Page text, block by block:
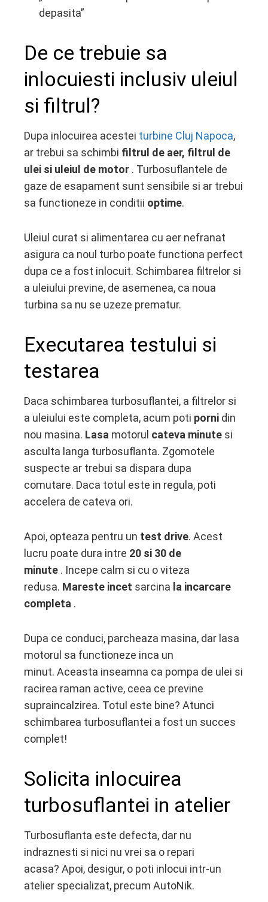
depasita”
De ce trebuie sa
inlocuiesti inclusiv uleiul
si filtrul?
Dupa inlocuirea acestei turbine Cluj Napoca,
ar trebui sa schimbi filtrul de aer, filtrul de
ulei si uleiul de motor . Turbosuflantele de
gaze de esapament sunt sensibile si ar trebui
sa functioneze in conditii optime.
Uleiul curat si alimentarea cu aer nefranat
asigura ca noul turbo poate functiona perfect
dupa ce a fost inlocuit. Schimbarea filtrelor si
a uleiului previne, de asemenea, ca noua
turbina sa nu se uzeze prematur.
Executarea testului si
testarea
Daca schimbarea turbosuflantei, a filtrelor si
a uleiului este completa, acum poti porni din
nou masina. Lasa motorul cateva minute si
asculta langa turbosuflanta. Zgomotele
suspecte ar trebui sa dispara dupa
comutare. Daca totul este in regula, poti
accelera de cateva ori.
Apoi, opteaza pentru un test drive. Acest
lucru poate dura intre 20 si 30 de
minute . Incepe calm si cu o viteza
redusa. Mareste incet sarcina la incarcare
completa .
Dupa ce conduci, parcheaza masina, dar lasa
motorul sa functioneze inca un
minut. Aceasta inseamna ca pompa de ulei si
racirea raman active, ceea ce previne
supraincalzirea. Totul este bine? Atunci
schimbarea turbosuflantei a fost un succes
complet!
Solicita inlocuirea
turbosuflantei in atelier
Turbosuflanta este defecta, dar nu
indraznesti si nici nu vrei sa o repari
acasa? Apoi, desigur, o poti inlocui intr-un
atelier specializat, precum AutoNik.